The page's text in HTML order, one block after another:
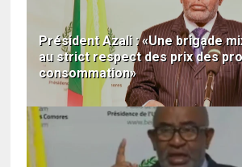
Président Azali : «Une brigade
au strict respect des prix des
consommation»